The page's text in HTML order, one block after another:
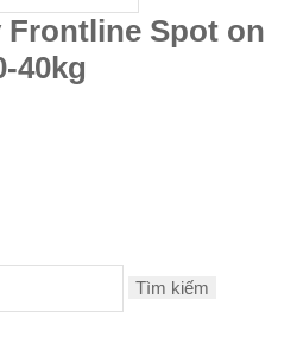
Spot on
40kg
Tìm kiếm